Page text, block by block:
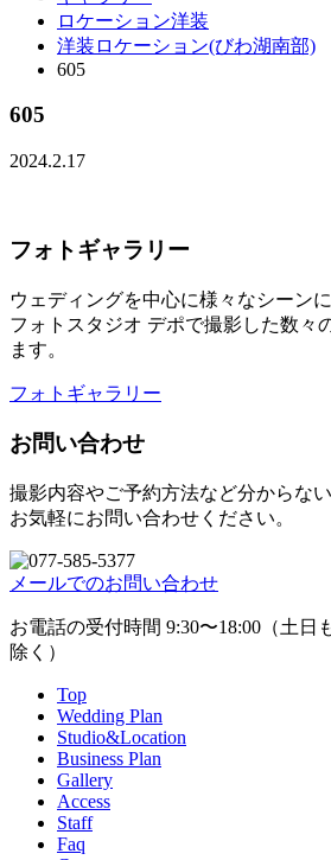
ロケーション洋装
洋装ロケーション(びわ湖南部)
605
605
2024.2.17
フォトギャラリー
ウェディングを中心に様々なシーン
フォトスタジオ デポで撮影した数々
ます。
フォトギャラリー
お問い合わせ
撮影内容やご予約方法など分からな
お気軽にお問い合わせください。
メールでのお問い合わせ
お電話の受付時間 9:30〜18:00（土
除く）
Top
Wedding Plan
Studio&Location
Business Plan
Gallery
Access
Staff
Faq